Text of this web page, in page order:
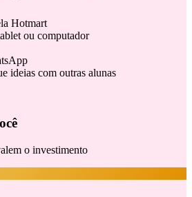
Hotmart
ou computador
ideias com outras alunas
o investimento